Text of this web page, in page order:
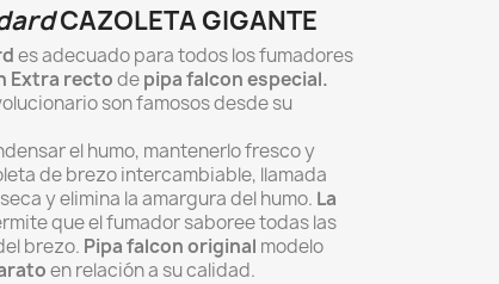
CAZOLETA GIGANTE
es adecuado para todos los fumadores
Extra rectodepipa falconespecial.
son famosos desde su
el humo, mantenerlo fresco y
de brezo intercambiable, llamada
y elimina la amargura del humo. La
que el fumador saboree todas las
brezo. Pipa falcon original modelo
en relación a su calidad.